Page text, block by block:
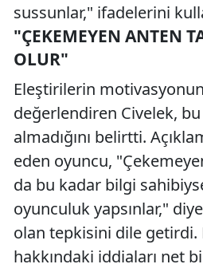
sussunlar," ifadelerini
"ÇEKEMEYEN ANTEN
OLUR"
Eleştirilerin
değerlendiren Civelek,
almadığını belirtti.
eden oyuncu,
da bu kadar bilgi
oyunculuk yapsınlar,"
olan tepkisini dile getirdi.
hakkındaki iddiaları net